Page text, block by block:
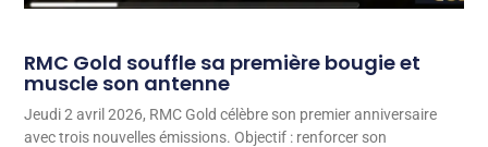
RMC Gold souffle sa première bougie et
muscle son antenne
Jeudi 2 avril 2026, RMC Gold célèbre son premier anniversaire
avec trois nouvelles émissions. Objectif : renforcer son